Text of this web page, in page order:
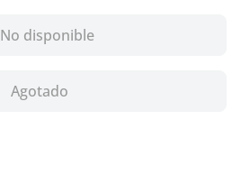
No disponible
Agotado